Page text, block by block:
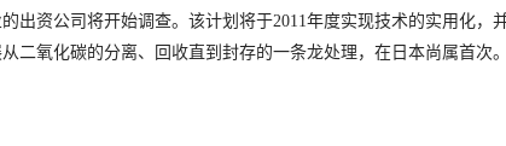
出资公司将开始调查。该计划将于2011年度实现技术的实用化，
二氧化碳的分离、回收直到封存的一条龙处理，在日本尚属首次